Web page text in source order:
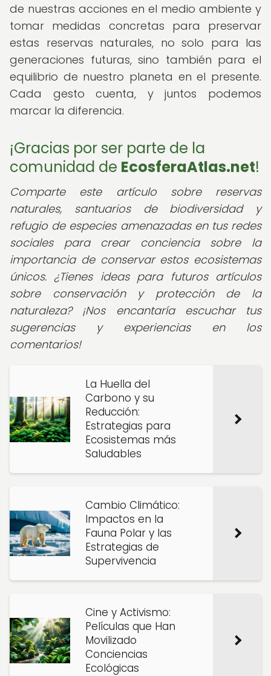
de nuestras acciones en el medio ambiente y
tomar medidas concretas para preservar
estas reservas naturales, no solo para las
generaciones futuras, sino también para el
equilibrio de nuestro planeta en el presente.
Cada gesto cuenta, y juntos podemos
marcar la diferencia.
¡Gracias por ser parte de la
comunidad de EcosferaAtlas.net!
Comparte este artículo sobre reservas
naturales, santuarios de biodiversidad y
refugio de especies amenazadas en tus redes
sociales para crear conciencia sobre la
importancia de conservar estos ecosistemas
únicos. ¿Tienes ideas para futuros artículos
sobre conservación y protección de la
naturaleza? ¡Nos encantaría escuchar tus
sugerencias y experiencias en los
comentarios!
La Huella del
Carbono y su
Reducción:
Estrategias para
Ecosistemas más
Saludables
Cambio Climático:
Impactos en la
Fauna Polar y las
Estrategias de
Supervivencia
Cine y Activismo:
Películas que Han
Movilizado
Conciencias
Ecológicas